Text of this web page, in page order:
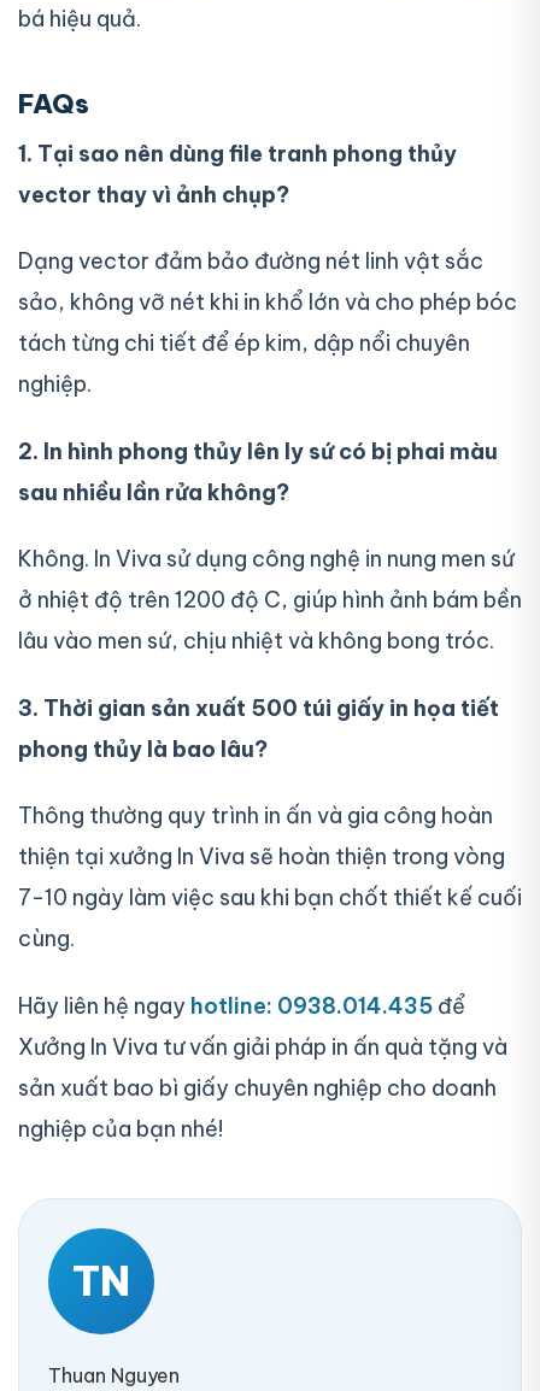
bá hiệu quả.
FAQs
1. Tại sao nên dùng file tranh phong thủy
vector thay vì ảnh chụp?
Dạng vector đảm bảo đường nét linh vật sắc
sảo, không vỡ nét khi in khổ lớn và cho phép bóc
tách từng chi tiết để ép kim, dập nổi chuyên
nghiệp.
2. In hình phong thủy lên ly sứ có bị phai màu
sau nhiều lần rửa không?
Không. In Viva sử dụng công nghệ in nung men sứ
ở nhiệt độ trên 1200 độ C, giúp hình ảnh bám bền
lâu vào men sứ, chịu nhiệt và không bong tróc.
3. Thời gian sản xuất 500 túi giấy in họa tiết
phong thủy là bao lâu?
Thông thường quy trình in ấn và gia công hoàn
thiện tại xưởng In Viva sẽ hoàn thiện trong vòng
7-10 ngày làm việc sau khi bạn chốt thiết kế cuối
cùng.
Hãy liên hệ ngay hotline: 0938.014.435 để
Xưởng In Viva tư vấn giải pháp in ấn quà tặng và
sản xuất bao bì giấy chuyên nghiệp cho doanh
nghiệp của bạn nhé!
TN
Thuan Nguyen